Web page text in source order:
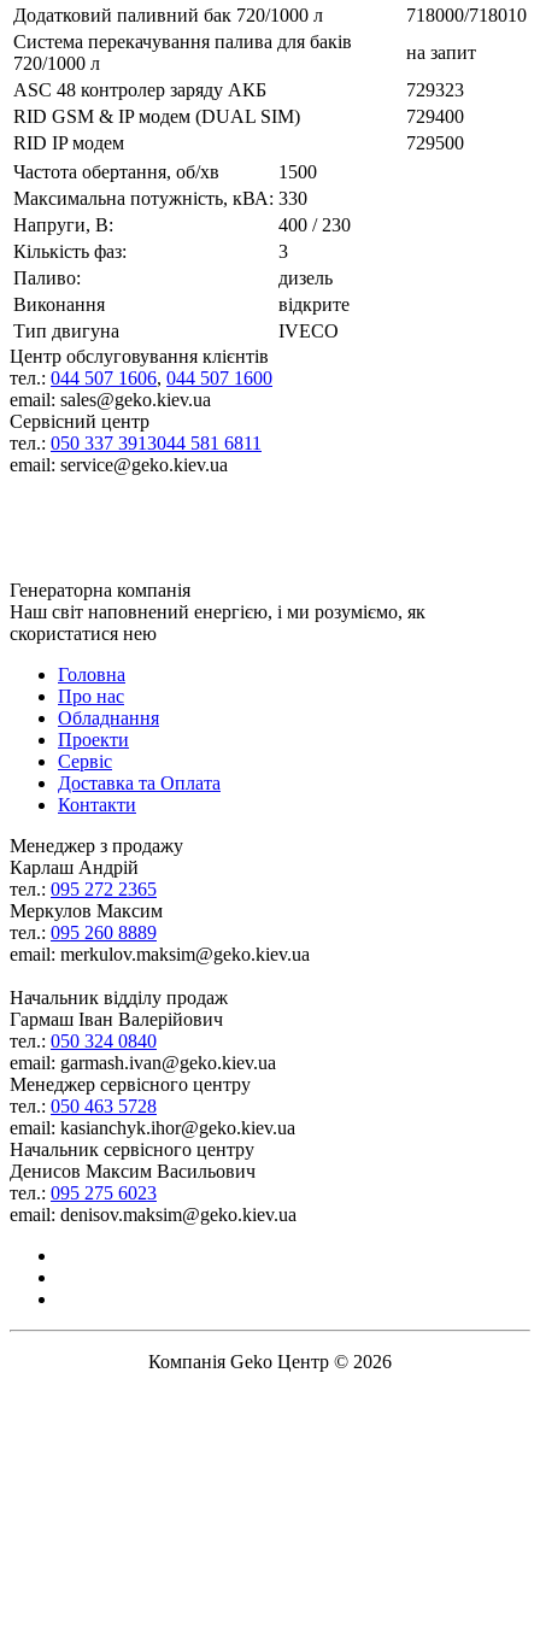
Додатковий паливний бак 720/1000 л
718000/718010
Система перекачування палива для баків
720/1000 л
на запит
ASC 48 контролер заряду АКБ
729323
RID GSM & IP модем (DUAL SIM)
729400
RID IP модем
729500
Частота обертання, об/хв
1500
Максимальна потужність, кВА: 330
Напруги, В:
400 / 230
Кількість фаз:
3
Паливо:
дизель
Виконання
відкрите
Тип двигуна
IVECO
Центр обслуговування клієнтів
тел.: 044 507 1606, 044 507 1600
email: sales@geko.kiev.ua
Сервісний центр
тел.: 050 337 3913044 581 6811
email: service@geko.kiev.ua
Генераторна компанія
Наш світ наповнений енергією, і ми розуміємо, як
скористатися нею
Головна
Про нас
Обладнання
Проекти
Сервіс
Доставка та Оплата
Контакти
Менеджер з продажу
Карлаш Андрій
тел.: 095 272 2365
Меркулов Максим
тел.: 095 260 8889
email: merkulov.maksim@geko.kiev.ua
Начальник відділу продаж
Гармаш Іван Валерійович
тел.: 050 324 0840
email: garmash.ivan@geko.kiev.ua
Менеджер сервісного центру
тел.: 050 463 5728
email: kasianchyk.ihor@geko.kiev.ua
Начальник сервісного центру
Денисов Максим Васильович
тел.: 095 275 6023
email: denisov.maksim@geko.kiev.ua
Компанія Geko Центр © 2026